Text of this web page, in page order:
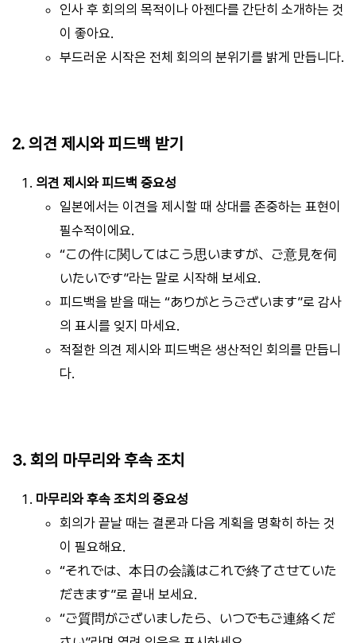
인사 후 회의의 목적이나 아젠다를 간단히 소개하는 것
이 좋아요.
부드러운 시작은 전체 회의의 분위기를 밝게 만듭니다.
2. 의견 제시와 피드백 받기
의견 제시와 피드백 중요성
일본에서는 이견을 제시할 때 상대를 존중하는 표현이
필수적이에요.
“この件に関してはこう思いますが、ご意見を伺
いたいです”라는 말로 시작해 보세요.
피드백을 받을 때는 “ありがとうございます”로 감사
의 표시를 잊지 마세요.
적절한 의견 제시와 피드백은 생산적인 회의를 만듭니
다.
3. 회의 마무리와 후속 조치
마무리와 후속 조치의 중요성
회의가 끝날 때는 결론과 다음 계획을 명확히 하는 것
이 필요해요.
“それでは、本日の会議はこれで終了させていた
だきます”로 끝내 보세요.
“ご質問がございましたら、いつでもご連絡くだ